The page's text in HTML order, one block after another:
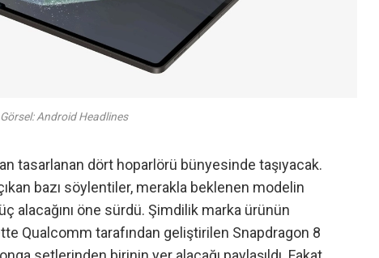
Görsel: Android Headlines
tasarlanan dört hoparlörü bünyesinde taşıyacak.
bazı söylentiler, merakla beklenen modelin
alacağını öne sürdü. Şimdilik marka ürünün
Qualcomm tarafından geliştirilen Snapdragon 8